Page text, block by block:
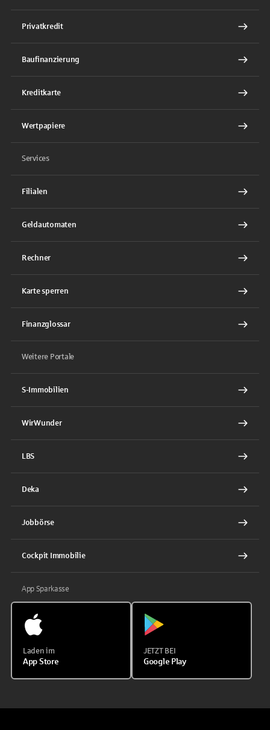
Privatkredit
Baufinanzierung
Kreditkarte
Wertpapiere
Services
Filialen
Geldautomaten
Rechner
Karte sperren
Finanzglossar
Weitere Portale
S-Immobilien
WirWunder
LBS
Deka
Jobbörse
Cockpit Immobilie
App Sparkasse
Laden im
App Store
JETZT BEI
Google Play